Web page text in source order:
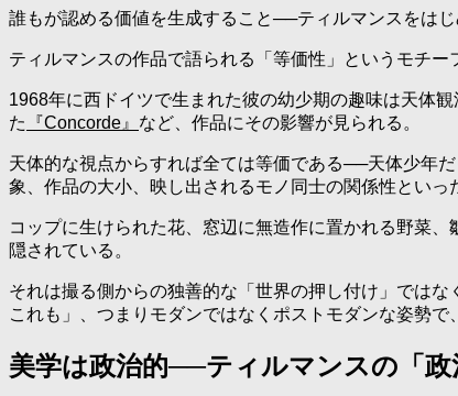
誰もが認める価値を生成すること──ティルマンスをは
ティルマンスの作品で語られる「等価性」というモチ
1968年に西ドイツで生まれた彼の幼少期の趣味は天体
た
『Concorde』 など、作品にその影響が見られる。
天体的な視点からすれば全ては等価である──天体少年
象、作品の大小、映し出されるモノ同士の関係性といっ
コップに生けられた花、窓辺に無造作に置かれる野菜
隠されている。
それは撮る側からの独善的な「世界の押し付け」では
これも」、つまりモダンではなくポストモダンな姿勢で
美学は政治的──ティルマンスの「政